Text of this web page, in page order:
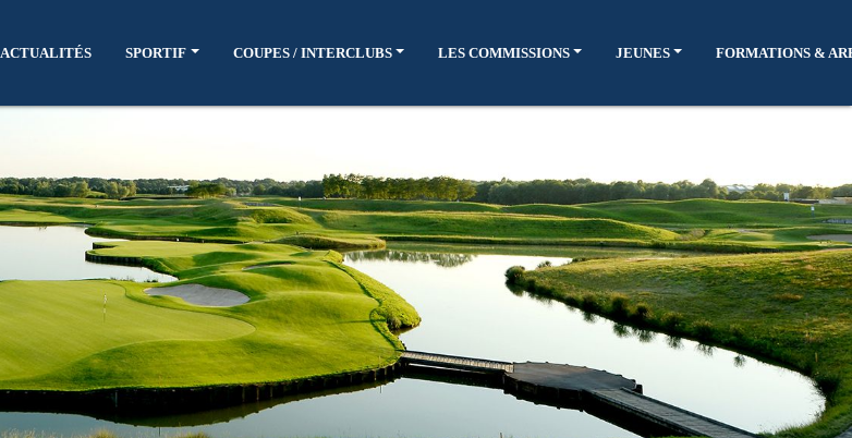
ACTUALITÉS SPORTIF COUPES / INTERCLUBS LES COMMISSIONS JEUNES FORMATIONS &